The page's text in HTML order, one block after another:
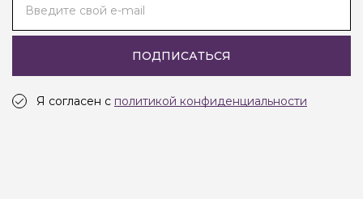
Введите свой e-mail
ПОДПИСАТЬСЯ
Я согласен с политикой конфиденциальности